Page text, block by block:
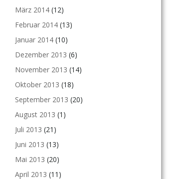
März 2014 (12)
Februar 2014 (13)
Januar 2014 (10)
Dezember 2013 (6)
November 2013 (14)
Oktober 2013 (18)
September 2013 (20)
August 2013 (1)
Juli 2013 (21)
Juni 2013 (13)
Mai 2013 (20)
April 2013 (11)